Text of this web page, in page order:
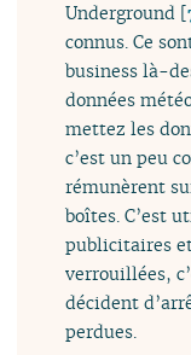
Underground [
connus. Ce
business là-
données
mettez les
c’est un peu
rémunèrent
boîtes. C’est
publicitaires
verrouillées,
décident
perdues.